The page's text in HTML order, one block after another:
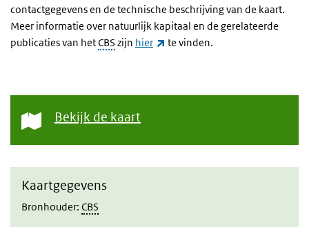
contactgegevens en de technische beschrijving van de kaart.
Meer informatie over natuurlijk kapitaal en de gerelateerde
publicaties van hetCBS zijn hier (externe link)
te vinden.
Bekijk de kaart
Kaartgegevens
Bronhouder: CBS